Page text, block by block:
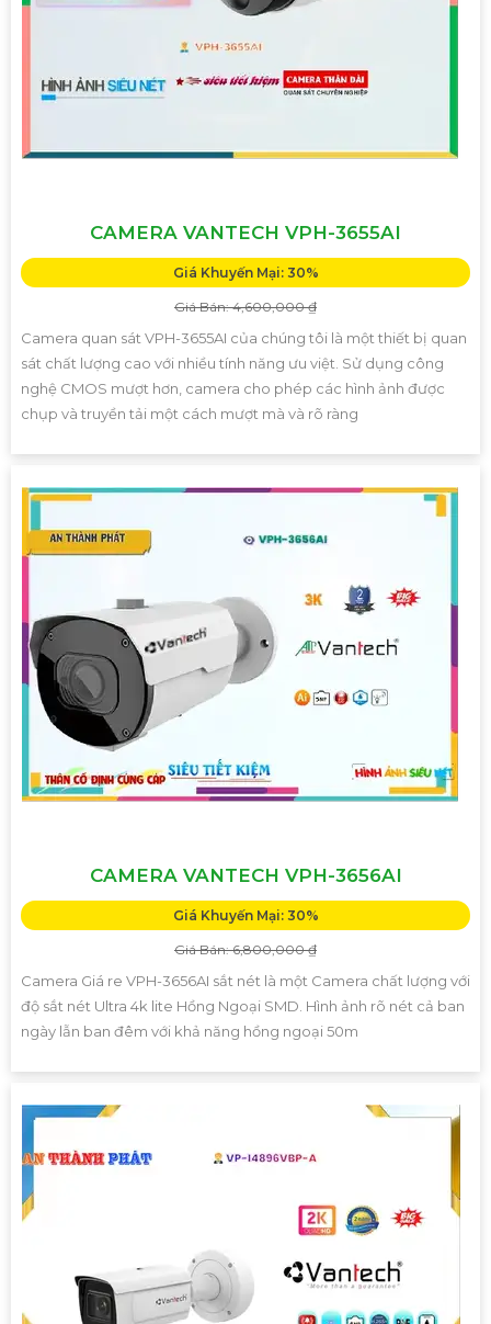
CAMERA VANTECH VPH-3655AI
Giá Khuyến Mại: 30%
Giá Bán: 4,600,000 ₫
Camera quan sát VPH-3655AI của chúng tôi là một thiết bị quan
sát chất lượng cao với nhiều tính năng ưu việt. Sử dụng công
nghệ CMOS mượt hơn, camera cho phép các hình ảnh được
chụp và truyền tải một cách mượt mà và rõ ràng
CAMERA VANTECH VPH-3656AI
Giá Khuyến Mại: 30%
Giá Bán: 6,800,000 ₫
Camera Giá re VPH-3656AI sắt nét là một Camera chất lượng với
độ sắt nét Ultra 4k lite Hồng Ngoại SMD. Hình ảnh rõ nét cả ban
ngày lẫn ban đêm với khả năng hồng ngoại 50m